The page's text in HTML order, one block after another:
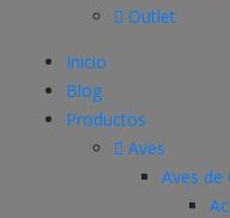
Outlet
Inicio
Blog
Productos
Aves
Aves de